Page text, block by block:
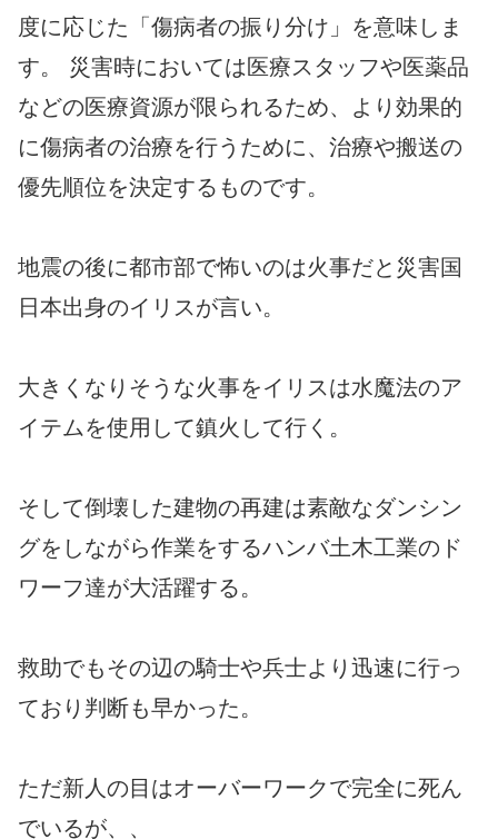
度に応じた「傷病者の振り分け」を意味しま
す。 災害時においては医療スタッフや医薬品
などの医療資源が限られるため、より効果的
に傷病者の治療を行うために、治療や搬送の
優先順位を決定するものです。
地震の後に都市部で怖いのは火事だと災害国
日本出身のイリスが言い。
大きくなりそうな火事をイリスは水魔法のア
イテムを使用して鎮火して行く。
そして倒壊した建物の再建は素敵なダンシン
グをしながら作業をするハンバ土木工業のド
ワーフ達が大活躍する。
救助でもその辺の騎士や兵士より迅速に行っ
ており判断も早かった。
ただ新人の目はオーバーワークで完全に死ん
でいるが、、